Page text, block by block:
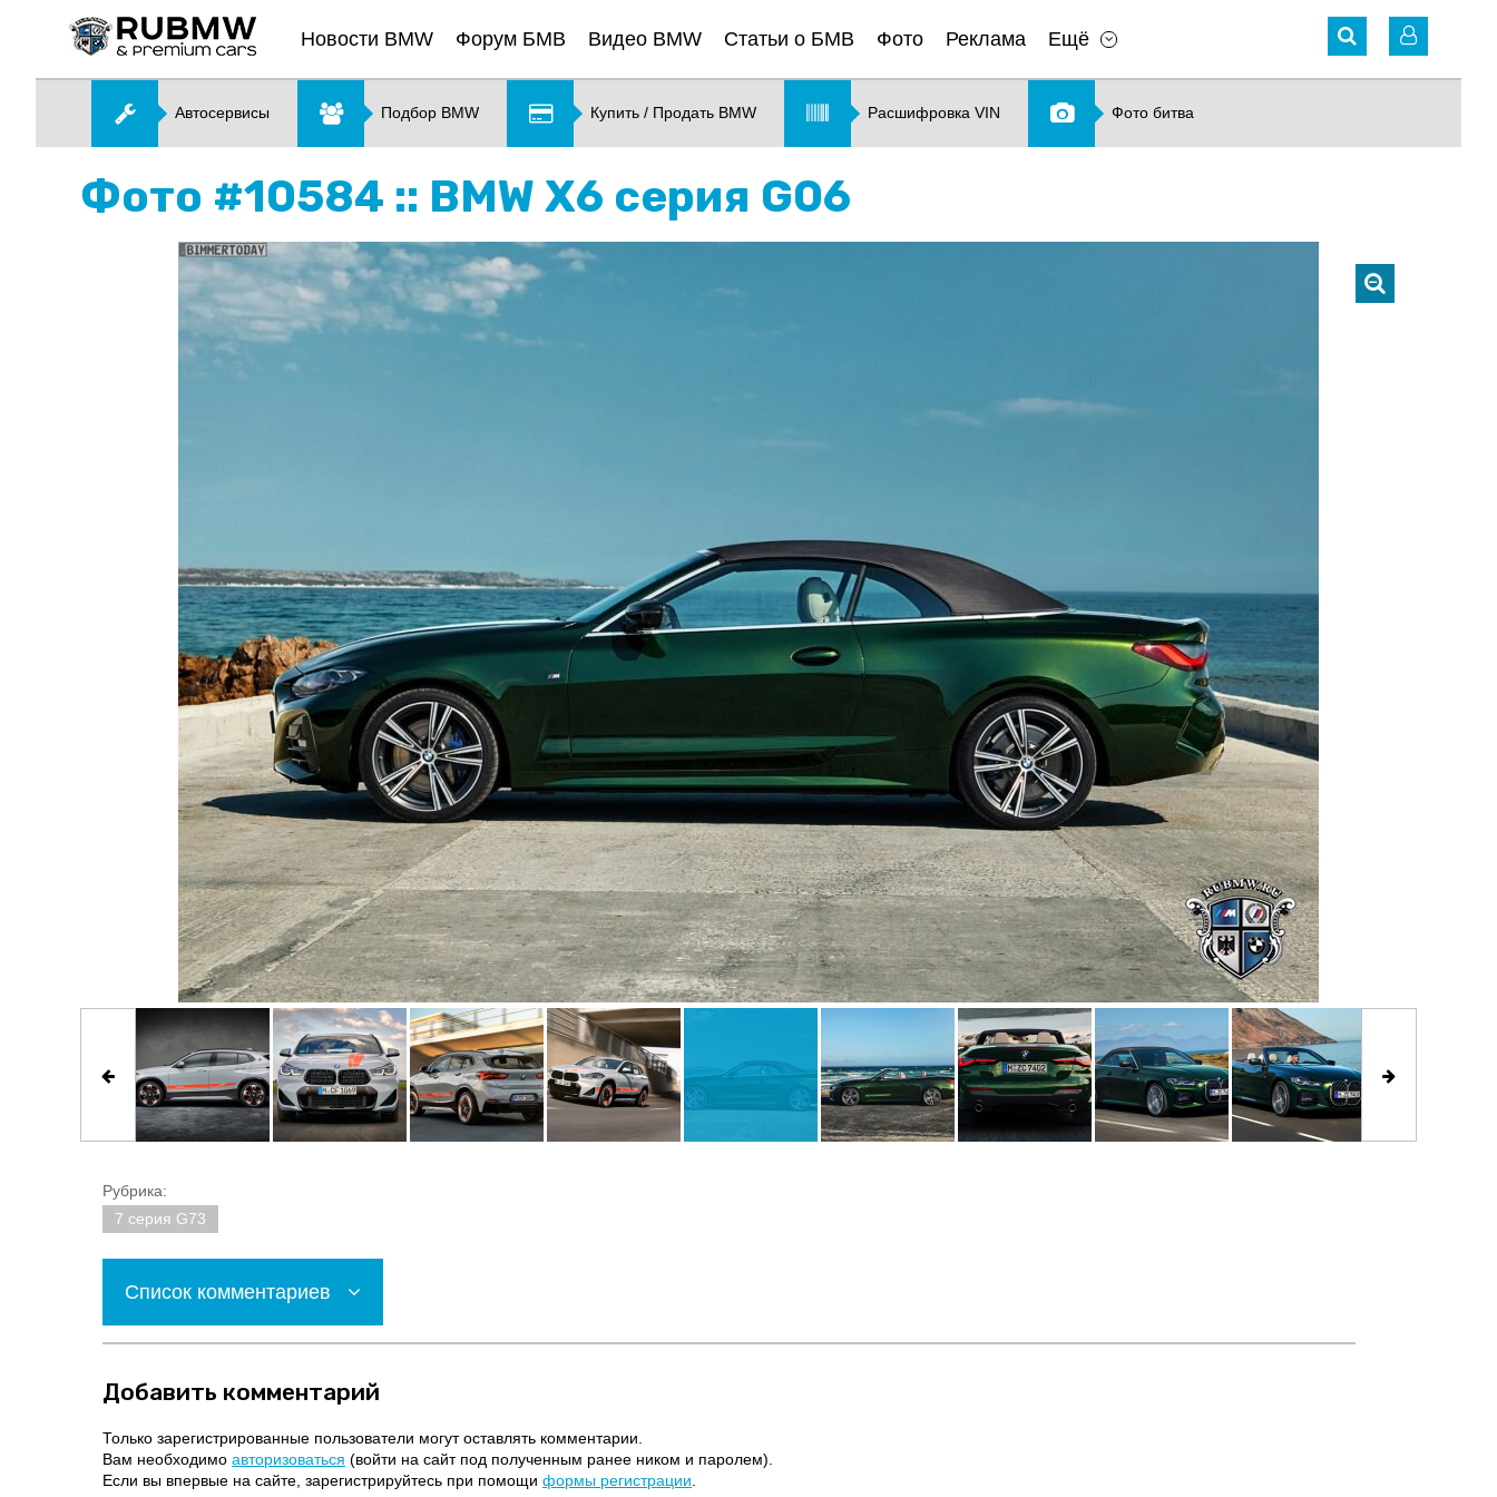
Новости BMW Форум БМВ Видео BMW Статьи о БМВ Фото Реклама Ещё
Автосервисы Подбор BMW Купить / Продать BMW Расшифровка VIN Фото битва
Фото #10584 :: BMW X6 серия G06
Рубрика:
7 серия G73
Список комментариев
Добавить комментарий
Только зарегистрированные пользователи могут оставлять комментарии.
Вам необходимо авторизоваться (войти на сайт под полученным ранее ником и паролем).
Если вы впервые на сайте, зарегистрируйтесь при помощи формы регистрации